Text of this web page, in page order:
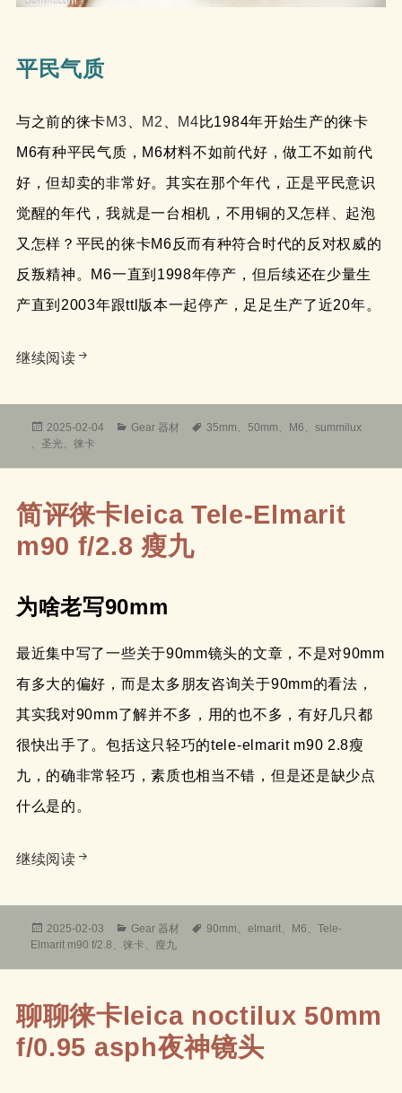
平民气质
与之前的徕卡M3 M2 M4比1984年开始生产的徕卡
M6有种平民气质，M6材料不如前代好，做工不如前代
好，但却卖的非常好。其实在那个年代，正是平民意识
觉醒的年代，我就是一台相机，不用铜的又怎样、起泡
又怎样？平民的徕卡M6反而有种符合时代的反对权威的
反叛精神。M6一直到1998年停产，但后续还在少量生
产直到2003年跟ttl版本一起停产，足足生产了近20年。
继续阅读徕卡m6——让徕卡M真正起死回生的相机
发
布
2025-02-04
分
Gear 器材
标
35mm 、50mm 、 M6 、summilux
、圣光、徕卡
简评徕卡leica Tele-Elmarit
m90 f/2.8 瘦九
为啥老写90mm
最近集中写了一些关于90mm镜头的文章，不是对90mm
有多大的偏好，而是太多朋友咨询关于90mm的看法，
其实我对90mm了解并不多，用的也不多，有好几只都
很快出手了。包括这只轻巧的tele-elmarit m90 2.8瘦
九，的确非常轻巧，素质也相当不错，但是还是缺少点
什么是的。
继续阅读简评徕卡leica Tele-Elmarit m90 f/2.8 瘦九
发
布
2025-02-03
分
类
Gear 器材
标
90mm 、elmarit、 M6 、Tele-
Elmarit m90 f/2.8 、徕卡 、 瘦九
聊聊徕卡leica noctilux 50mm
f/0.95 asph夜神镜头